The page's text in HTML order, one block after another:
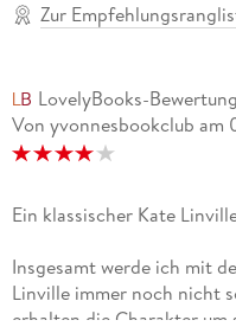
Zur
LovelyBooks-Bewertung
Von yvonnesbookclub am
Ein klassischer Kate
Insgesamt werde ich mit
Linville immer noch nicht
erhalten die Charakter um